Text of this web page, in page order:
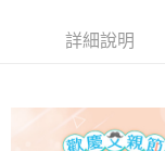
詳細說明